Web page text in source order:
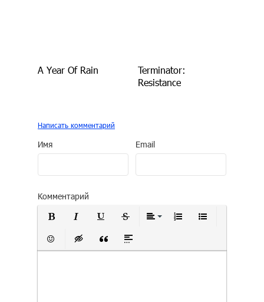
A Year Of Rain
Terminator:
Resistance
Написать комментарий
Имя Email
Комментарий
Полужирный
Вставить смайлик
Вставка скрытого текста
Вставка цитаты
Вставка спойлера